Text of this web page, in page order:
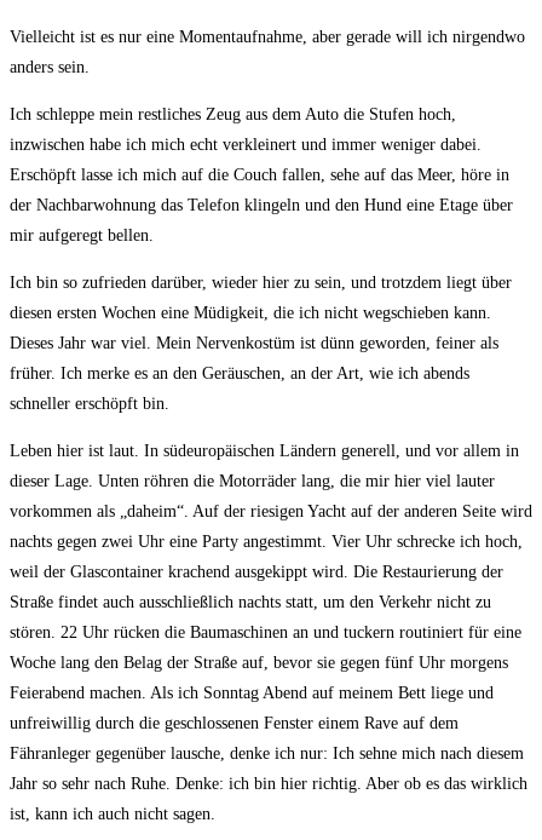
Vielleicht ist es nur eine Momentaufnahme, aber gerade will ich nirgendwo
anders sein.
Ich schleppe mein restliches Zeug aus dem Auto die Stufen hoch,
inzwischen habe ich mich echt verkleinert und immer weniger dabei.
Erschöpft lasse ich mich auf die Couch fallen, sehe auf das Meer, höre in
der Nachbarwohnung das Telefon klingeln und den Hund eine Etage über
mir aufgeregt bellen.
Ich bin so zufrieden darüber, wieder hier zu sein, und trotzdem liegt über
diesen ersten Wochen eine Müdigkeit, die ich nicht wegschieben kann.
Dieses Jahr war viel. Mein Nervenkostüm ist dünn geworden, feiner als
früher. Ich merke es an den Geräuschen, an der Art, wie ich abends
schneller erschöpft bin.
Leben hier ist laut. In südeuropäischen Ländern generell, und vor allem in
dieser Lage. Unten röhren die Motorräder lang, die mir hier viel lauter
vorkommen als „daheim“. Auf der riesigen Yacht auf der anderen Seite wird
nachts gegen zwei Uhr eine Party angestimmt. Vier Uhr schrecke ich hoch,
weil der Glascontainer krachend ausgekippt wird. Die Restaurierung der
Straße findet auch ausschließlich nachts statt, um den Verkehr nicht zu
stören. 22 Uhr rücken die Baumaschinen an und tuckern routiniert für eine
Woche lang den Belag der Straße auf, bevor sie gegen fünf Uhr morgens
Feierabend machen. Als ich Sonntag Abend auf meinem Bett liege und
unfreiwillig durch die geschlossenen Fenster einem Rave auf dem
Fähranleger gegenüber lausche, denke ich nur: Ich sehne mich nach diesem
Jahr so sehr nach Ruhe. Denke: ich bin hier richtig. Aber ob es das wirklich
ist, kann ich auch nicht sagen.